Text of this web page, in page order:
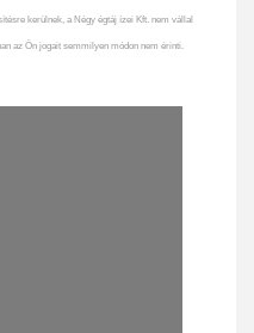
kerülnek, a Négy égtáj ízei Kft. nem vállal
az Ön jogait semmilyen módon nem érinti.